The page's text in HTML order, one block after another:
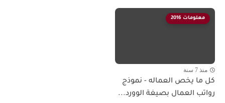
معلومات 2016
منذ 7 سنة
كل ما يخص العماله - نموذج
رواتب العمال بصيغة الوورد...